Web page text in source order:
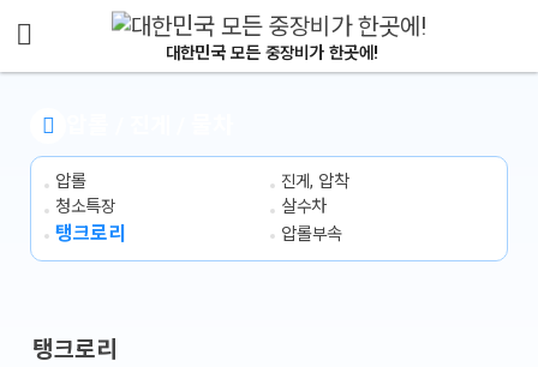
메뉴 건너뛰기
대한민국 모든 중장비가 한곳에!
압롤
진게, 압착
청소특장
살수차
탱크로리 압롤부속
탱크로리